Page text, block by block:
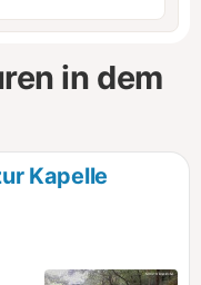
in dem
Kapelle